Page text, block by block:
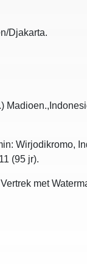
Djakarta.
Wirjodikromo,
(95 jr).
met